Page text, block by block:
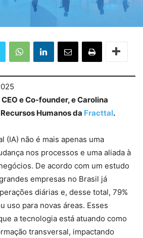
e Co-founder, e Carolina
Humanos da Fracttal.
(IA) não é mais apenas uma
nos processos e uma aliada à
De acordo com um estudo
empresas no Brasil já
diárias e, desse total, 79%
uso para novas áreas. Esses
a tecnologia está atuando como
transversal, impactando